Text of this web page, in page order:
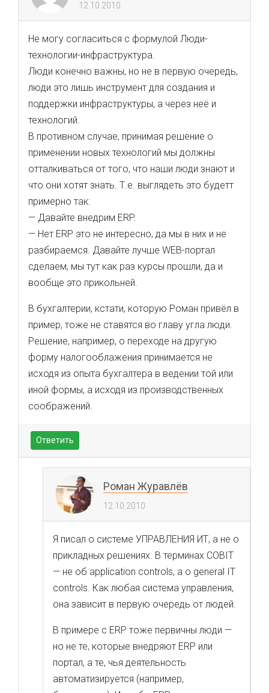
12.10.2010
Не могу согласиться с формулой Люди-
технологии-инфраструктура.
Люди конечно важны, но не в первую очередь,
люди это лишь инструмент для создания и
поддержки инфраструктуры, а через неё и
технологий.
В противном случае, принимая решение о
применении новых технологий мы должны
отталкиваться от того, что наши люди знают и
что они хотят знать. Т.е. выглядеть это будетт
примерно так:
— Давайте внедрим ERP.
— Нет ERP это не интересно, да мы в них и не
разбираемся. Давайте лучше WEB-портал
сделаем, мы тут как раз курсы прошли, да и
вообще это прикольней.
В бухгалтерии, кстати, которую Роман привёл в
пример, тоже не ставятся во главу угла люди.
Решение, например, о переходе на другую
форму налогооблажения принимается не
исходя из опыта бухгалтера в ведении той или
иной формы, а исходя из производственных
соображений.
Ответить
Роман Журавлёв
12.10.2010
Я писал о системе УПРАВЛЕНИЯ ИТ, а не о
прикладных решениях. В терминах COBIT
— не об application controls, а о general IT
controls. Как любая система управления,
она зависит в первую очередь от людей.
В примере с ERP тоже первичны люди —
но не те, которые внедряют ERP или
портал, а те, чья деятельность
автоматизируется (например,